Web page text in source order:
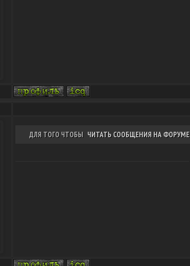
ДЛЯ ТОГО ЧТОБЫ ЧИТАТЬ СООБЩЕНИЯ НА ФОРУМЕ